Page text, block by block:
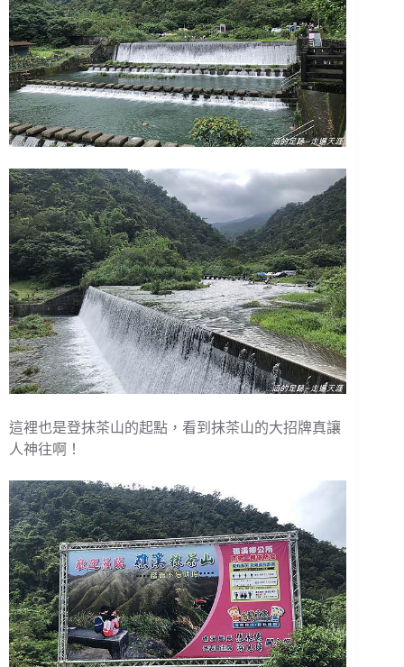
這裡也是登抹茶山的起點，看到抹茶山的大招牌真讓
人神往啊！